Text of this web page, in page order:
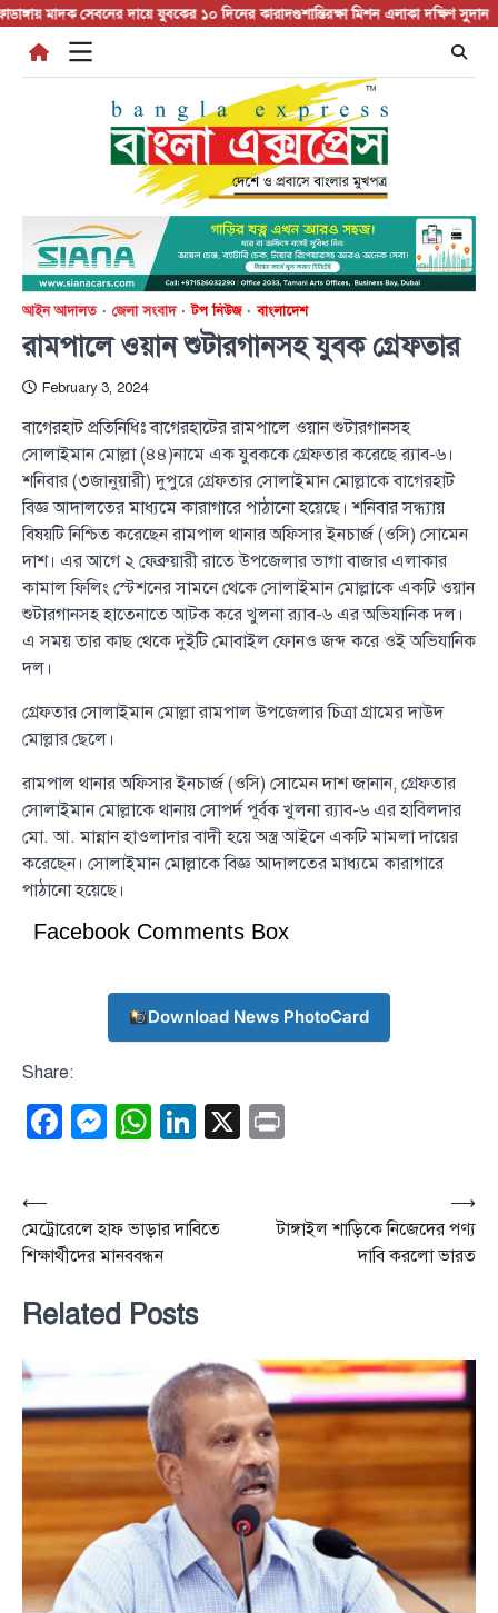
Skip
content
মাদক সেবনের দায়ে যুবকের ১০ দিনের কারাদণ্ডশান্তিরক্ষা মিশন এলাকা দক্ষিণ সুদান ও
আইন আদালত জেলা সংবাদ টপ নিউজ বাংলাদেশ
রামপালে ওয়ান শুটারগানসহ যুবক গ্রেফতার
February 3, 2024
বাগেরহাট প্রতিনিধিঃ বাগেরহাটের রামপালে ওয়ান শুটারগানসহ
সোলাইমান মোল্লা (৪৪)নামে এক যুবককে গ্রেফতার করেছে র‌্যাব-৬।
শনিবার (৩জানুয়ারী) দুপুরে গ্রেফতার সোলাইমান মোল্লাকে বাগেরহাট
বিজ্ঞ আদালতের মাধ্যমে কারাগারে পাঠানো হয়েছে। শনিবার সন্ধ্যায়
বিষয়টি নিশ্চিত করেছেন রামপাল থানার অফিসার ইনচার্জ (ওসি) সোমেন
দাশ। এর আগে ২ ফেব্রুয়ারী রাতে উপজেলার ভাগা বাজার এলাকার
কামাল ফিলিং স্টেশনের সামনে থেকে সোলাইমান মোল্লাকে একটি ওয়ান
শুটারগানসহ হাতেনাতে আটক করে খুলনা র‌্যাব-৬ এর অভিযানিক দল।
এ সময় তার কাছ থেকে দুইটি মোবাইল ফোনও জব্দ করে ওই অভিযানিক
দল।
গ্রেফতার সোলাইমান মোল্লা রামপাল উপজেলার চিত্রা গ্রামের দাউদ
মোল্লার ছেলে।
রামপাল থানার অফিসার ইনচার্জ (ওসি) সোমেন দাশ জানান, গ্রেফতার
সোলাইমান মোল্লাকে থানায় সোপর্দ পূর্বক খুলনা র‌্যাব-৬ এর হাবিলদার
মো. আ. মান্নান হাওলাদার বাদী হয়ে অস্ত্র আইনে একটি মামলা দায়ের
করেছেন। সোলাইমান মোল্লাকে বিজ্ঞ আদালতের মাধ্যমে কারাগারে
পাঠানো হয়েছে।
Facebook Comments Box
Download News PhotoCard
Share:
Facebook
Messenger
WhatsApp
LinkedIn
X
Post
navigation
⟵
মেট্রোরেলে হাফ ভাড়ার দাবিতে
শিক্ষার্থীদের মানববন্ধন
টাঙ্গাইল শাড়িকে নিজেদের পণ্য
দাবি করলো ভারত
⟶
Related Posts